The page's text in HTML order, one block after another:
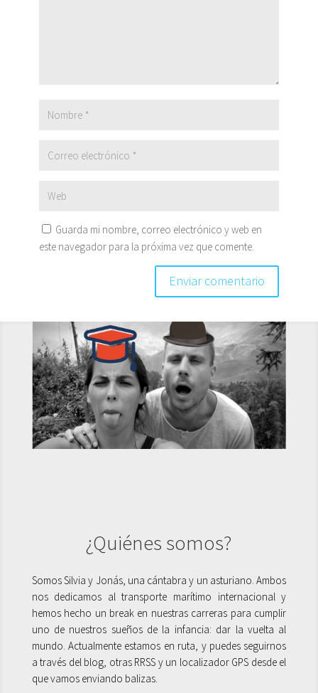
Guarda mi nombre, correo electrónico y web en
este navegador para la próxima vez que comente.
Enviar comentario
¿Quiénes somos?
Somos Silvia y Jonás, una cántabra y un asturiano. Ambos
nos dedicamos al transporte marítimo internacional y
hemos hecho un break en nuestras carreras para cumplir
uno de nuestros sueños de la infancia: dar la vuelta al
mundo. Actualmente estamos en ruta, y puedes seguirnos
a través del blog, otras RRSS y un localizador GPS desde el
que vamos enviando balizas.